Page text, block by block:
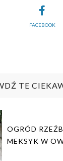
FACEBOOK
TE
OGRÓD
MEKSYK W